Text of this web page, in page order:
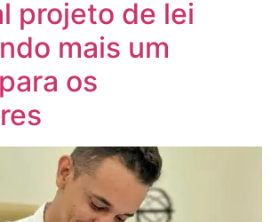
projeto de lei
mais um
os